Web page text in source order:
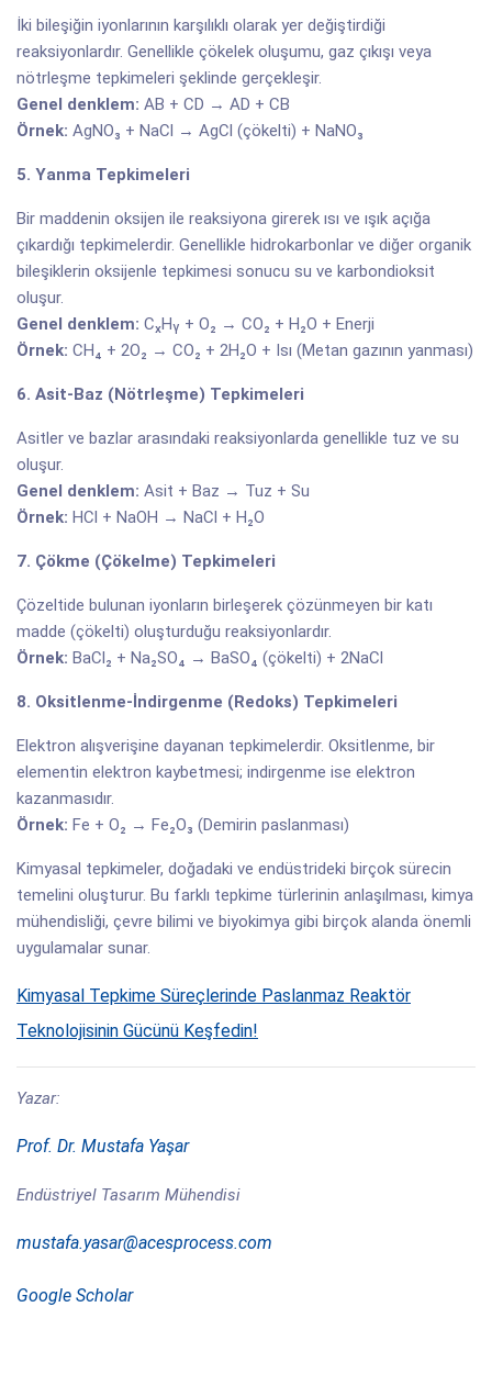
İki bileşiğin iyonlarının karşılıklı olarak yer değiştirdiği
reaksiyonlardır. Genellikle çökelek oluşumu, gaz çıkışı veya
nötrleşme tepkimeleri şeklinde gerçekleşir.
Genel denklem: AB + CD → AD + CB
Örnek: AgNO₃ + NaCl → AgCl (çökelti) + NaNO₃
5. Yanma Tepkimeleri
Bir maddenin oksijen ile reaksiyona girerek ısı ve ışık açığa
çıkardığı tepkimelerdir. Genellikle hidrokarbonlar ve diğer organik
bileşiklerin oksijenle tepkimesi sonucu su ve karbondioksit
oluşur.
Genel denklem: CₓHᵧ + O₂ → CO₂ + H₂O + Enerji
Örnek: CH₄ + 2O₂ → CO₂ + 2H₂O + Isı (Metan gazının yanması)
6. Asit-Baz (Nötrleşme) Tepkimeleri
Asitler ve bazlar arasındaki reaksiyonlarda genellikle tuz ve su
oluşur.
Genel denklem: Asit + Baz → Tuz + Su
Örnek: HCl + NaOH → NaCl + H₂O
7. Çökme (Çökelme) Tepkimeleri
Çözeltide bulunan iyonların birleşerek çözünmeyen bir katı
madde (çökelti) oluşturduğu reaksiyonlardır.
Örnek: BaCl₂ + Na₂SO₄ → BaSO₄ (çökelti) + 2NaCl
8. Oksitlenme-İndirgenme (Redoks) Tepkimeleri
Elektron alışverişine dayanan tepkimelerdir. Oksitlenme, bir
elementin elektron kaybetmesi; indirgenme ise elektron
kazanmasıdır.
Örnek: Fe + O₂ → Fe₂O₃ (Demirin paslanması)
Kimyasal tepkimeler, doğadaki ve endüstrideki birçok sürecin
temelini oluşturur. Bu farklı tepkime türlerinin anlaşılması, kimya
mühendisliği, çevre bilimi ve biyokimya gibi birçok alanda önemli
uygulamalar sunar.
Kimyasal Tepkime Süreçlerinde Paslanmaz Reaktör
Teknolojisinin Gücünü Keşfedin!
Yazar:
Prof. Dr. Mustafa Yaşar
Endüstriyel Tasarım Mühendisi
mustafa.yasar@acesprocess.com
Google Scholar